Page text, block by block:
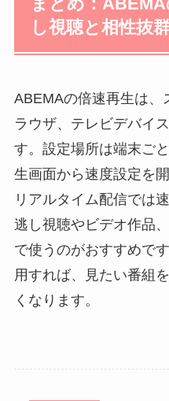
し視聴と相性抜
ABEMAの倍速再生は、
ラウザ、テレビデバイ
す。設定場所は端末ご
生画面から速度設定を
リアルタイム配信では
逃し視聴やビデオ作品
で使うのがおすすめで
用すれば、見たい番組
くなります。